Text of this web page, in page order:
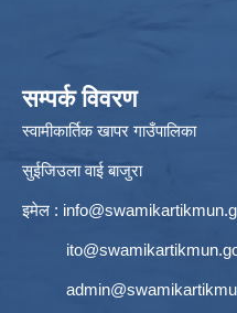
सम्पर्क विवरण
स्वामीकार्तिक खापर गाउँपालिका
सुईजिउला वाई बाजुरा
इमेल :